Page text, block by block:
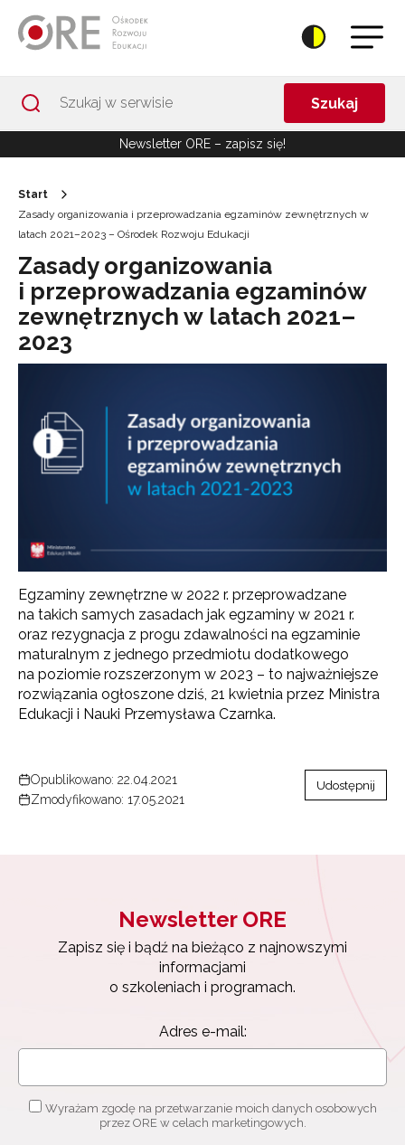
Szukaj
Newsletter ORE – zapisz się!
Start
Zasady organizowania i przeprowadzania egzaminów zewnętrznych w
latach 2021–2023 – Ośrodek Rozwoju Edukacji
Zasady organizowania
i przeprowadzania egzaminów
zewnętrznych w latach 2021–
2023
Egzaminy zewnętrzne w 2022 r. przeprowadzane
na takich samych zasadach jak egzaminy w 2021 r.
oraz rezygnacja z progu zdawalności na egzaminie
maturalnym z jednego przedmiotu dodatkowego
na poziomie rozszerzonym w 2023 – to najważniejsze
rozwiązania ogłoszone dziś, 21 kwietnia przez Ministra
Edukacji i Nauki Przemysława Czarnka.
Opublikowano: 22.04.2021
Zmodyfikowano: 17.05.2021
Udostępnij
Newsletter ORE
Zapisz się i bądź na bieżąco z najnowszymi
informacjami
o szkoleniach i programach.
Adres e-mail:
Wyrażam zgodę na przetwarzanie moich danych osobowych
przez ORE w celach marketingowych.